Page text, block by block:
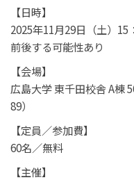
【日時】
2025年11月29日（土）
前後する可能性あり
【会場】
広島大学 東千田校舎 A棟
89）
【定員／参加費】
60名／無料
【主催】